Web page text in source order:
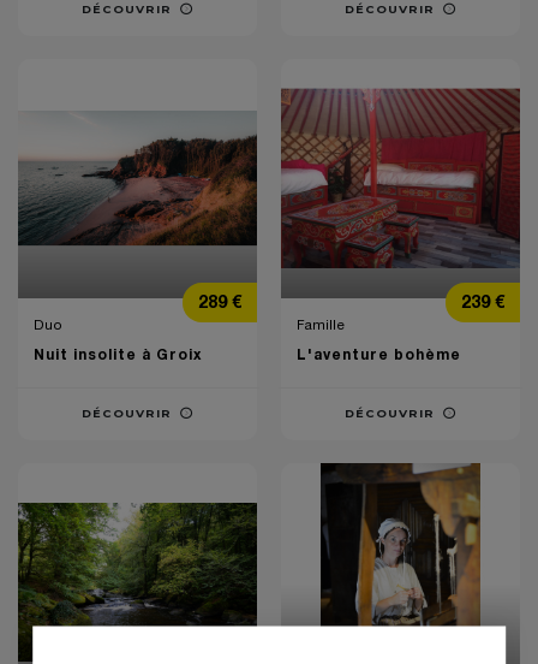
DÉCOUVRIR DÉCOUVRIR
Prix289 €
Duo
Nuit insolite à Groix
DÉCOUVRIR
Prix239 €
Famille
L'aventure bohème
DÉCOUVRIR